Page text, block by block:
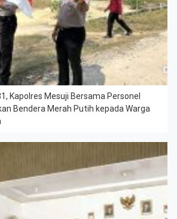
Kapolres Mesuji Bersama Personel
Bendera Merah Putih kepada Warga